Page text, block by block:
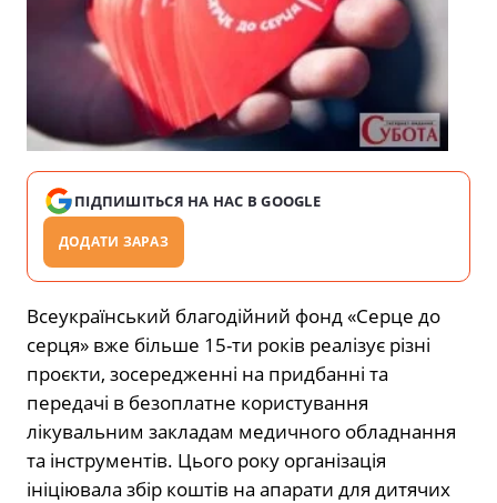
ПІДПИШІТЬСЯ НА НАС В GOOGLE
ДОДАТИ ЗАРАЗ
Всеукраїнський благодійний фонд «Серце до
серця» вже більше 15-ти років реалізує різні
проєкти, зосередженні на придбанні та
передачі в безоплатне користування
лікувальним закладам медичного обладнання
та інструментів. Цього року організація
ініціювала збір коштів на апарати для дитячих